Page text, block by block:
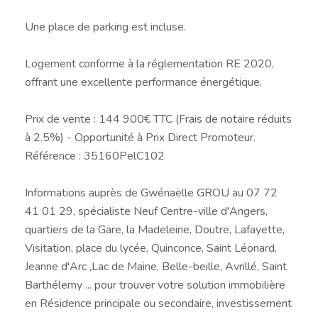
Une place de parking est incluse.
Logement conforme à la réglementation RE 2020,
offrant une excellente performance énergétique.
Prix de vente : 144 900€ TTC (Frais de notaire réduits
à 2.5%) - Opportunité à Prix Direct Promoteur.
Référence : 35160PelC102
Informations auprès de Gwénaëlle GROU au 07 72
41 01 29, spécialiste Neuf Centre-ville d'Angers,
quartiers de la Gare, la Madeleine, Doutre, Lafayette,
Visitation, place du lycée, Quinconce, Saint Léonard,
Jeanne d'Arc ,Lac de Maine, Belle-beille, Avrillé, Saint
Barthélemy ... pour trouver votre solution immobilière
en Résidence principale ou secondaire, investissement